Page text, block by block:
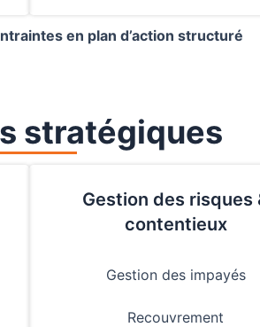
en plan d’action structuré
stratégiques
Gestion des risques
contentieux
Gestion des impayés
Recouvrement